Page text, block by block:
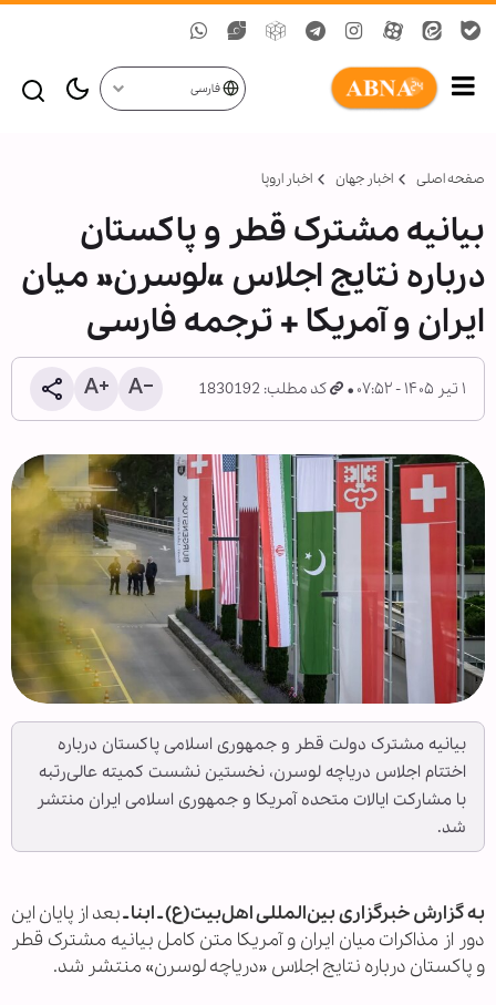
فارسی
صفحه اصلی اخبار جهان اخبار اروپا
بیانیه مشترک قطر و پاکستان
درباره نتایج اجلاس «لوسرن» میان
ایران و آمریکا + ترجمه فارسی
۱ تیر ۱۴۰۵ - ۰۷:۵۲ کد مطلب: 1830192
بیانیه مشترک دولت قطر و جمهوری اسلامی پاکستان درباره
اختتام اجلاس دریاچه لوسرن، نخستین نشست کمیته عالی‌رتبه
با مشارکت ایالات متحده آمریکا و جمهوری اسلامی ایران منتشر
شد.
به گزارش خبرگزاری بین‌المللی اهل‌بیت(ع) ـ ابنا ـبعد از پایان این
دور از مذاکرات میان ایران و آمریکا متن کامل بیانیه مشترک قطر
و پاکستان درباره نتایج اجلاس «دریاچه لوسرن» منتشر شد.